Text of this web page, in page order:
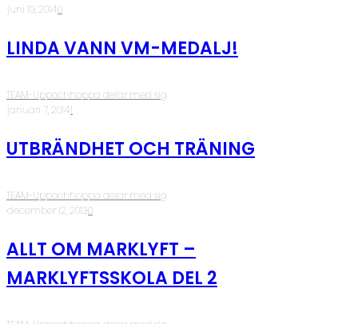
·juni 19, 2014·0
LINDA VANN VM-MEDALJ!
TEAM-Uppochhoppa delar med sig
·januari 7, 2014·1
UTBRÄNDHET OCH TRÄNING
TEAM-Uppochhoppa delar med sig
·december 12, 2013·0
ALLT OM MARKLYFT –
MARKLYFTSSKOLA DEL 2